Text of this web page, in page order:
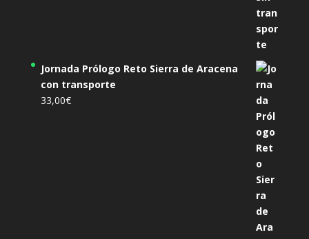
Jornada Prólogo Reto Sierra de Aracena
con transporte
33,00€